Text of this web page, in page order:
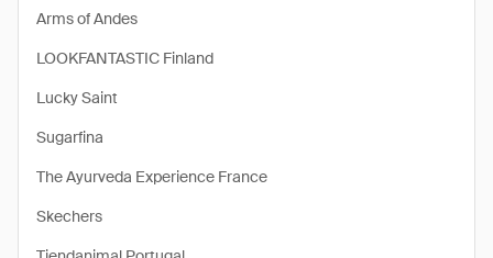
Arms of Andes
LOOKFANTASTIC Finland
Lucky Saint
Sugarfina
The Ayurveda Experience France
Skechers